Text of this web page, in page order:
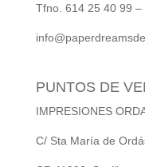
Tfno. 614 25 40 99
PUNTOS DE
IMPRESIONES
C/ Sta María de